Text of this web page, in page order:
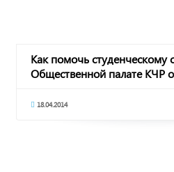
Как помочь студенческому
Общественной палате КЧР
18.04.2014